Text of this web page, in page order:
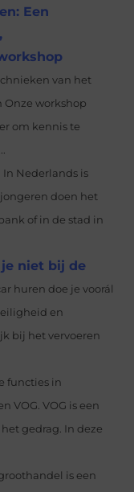
Een
van het
Onze workshop
om kennis te
In Nederlands is
doen het
of in de stad in
niet bij de
huren doe je voorál
en
bij het vervoeren
functies in
VOG. VOG is een
gedrag. In deze
is een